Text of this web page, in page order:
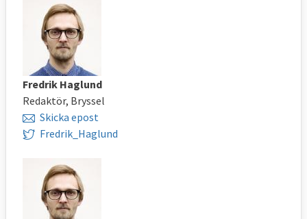
Fredrik Haglund
Redaktör, Bryssel
Skicka epost
Fredrik_Haglund